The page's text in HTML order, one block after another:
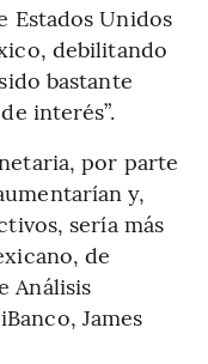
Estados Unidos
debilitando
bastante
interés”.
por parte
y,
sería más
de
Análisis
James